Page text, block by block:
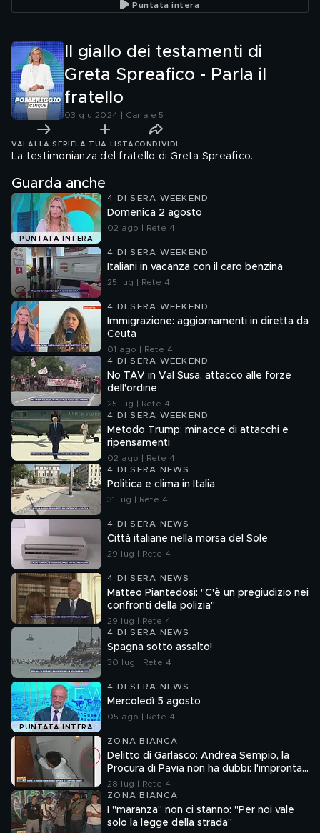
stati sfortunati"
Puntata intera
Il giallo dei testamenti di
Greta Spreafico - Parla il
fratello
03 giu 2024 | Canale 5
VAI ALLA SERIE LA TUA LISTA CONDIVIDI
La testimonianza del fratello di Greta Spreafico.
Guarda anche
PUNTATA INTERA
4 DI SERA WEEKEND
Domenica 2 agosto
02 ago | Rete 4
4 DI SERA WEEKEND
Italiani in vacanza con il caro benzina
25 lug | Rete 4
4 DI SERA WEEKEND
Immigrazione: aggiornamenti in diretta da
Ceuta
01 ago | Rete 4
4 DI SERA WEEKEND
No TAV in Val Susa, attacco alle forze
dell'ordine
25 lug | Rete 4
4 DI SERA WEEKEND
Metodo Trump: minacce di attacchi e
ripensamenti
02 ago | Rete 4
4 DI SERA NEWS
Politica e clima in Italia
31 lug | Rete 4
4 DI SERA NEWS
Città italiane nella morsa del Sole
29 lug | Rete 4
4 DI SERA NEWS
Matteo Piantedosi: "C'è un pregiudizio nei
confronti della polizia"
29 lug | Rete 4
4 DI SERA NEWS
Spagna sotto assalto!
30 lug | Rete 4
PUNTATA INTERA
4 DI SERA NEWS
Mercoledì 5 agosto
05 ago | Rete 4
ZONA BIANCA
Delitto di Garlasco: Andrea Sempio, la
Procura di Pavia non ha dubbi: l'impronta
33 è la pistola fumante
28 lug | Rete 4
ZONA BIANCA
I "maranza" non ci stanno: "Per noi vale
solo la legge della strada"